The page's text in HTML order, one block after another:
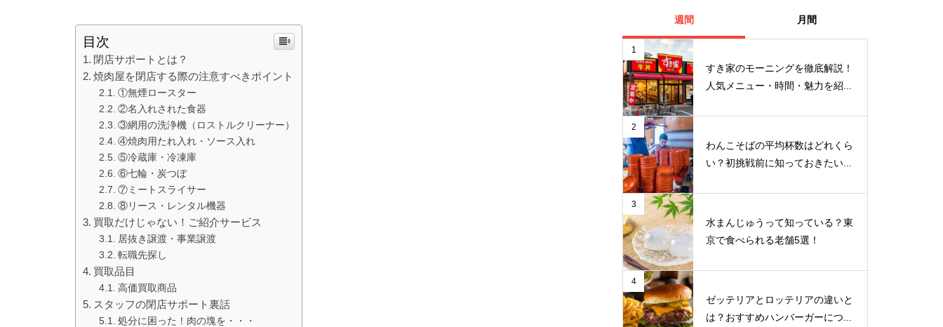
目次
閉店サポートとは？
焼肉屋を閉店する際の注意すべきポイント
①無煙ロースター
②名入れされた食器
③網用の洗浄機（ロストルクリーナー）
④焼肉用たれ入れ・ソース入れ
⑤冷蔵庫・冷凍庫
⑥七輪・炭つぼ
⑦ミートスライサー
⑧リース・レンタル機器
買取だけじゃない！ご紹介サービス
居抜き譲渡・事業譲渡
転職先探し
買取品目
高価買取商品
スタッフの閉店サポート裏話
処分に困った！肉の塊を・・・
週間 月間
1
すき家のモーニングを徹底解説！
人気メニュー・時間・魅力を紹...
2
わんこそばの平均杯数はどれくら
い？初挑戦前に知っておきたい...
3
水まんじゅうって知っている？東
京で食べられる老舗5選！
4
ゼッテリアとロッテリアの違いと
は？おすすめハンバーガーにつ...